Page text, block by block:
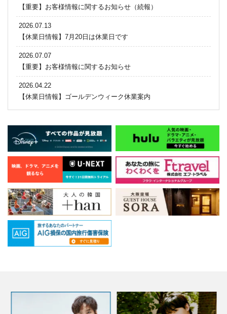
【重要】お客様情報に関するお知らせ（続報）
2026.07.13
【休業日情報】7月20日は休業日です
2026.07.07
【重要】お客様情報に関するお知らせ
2026.04.22
【休業日情報】ゴールデンウィーク休業案内